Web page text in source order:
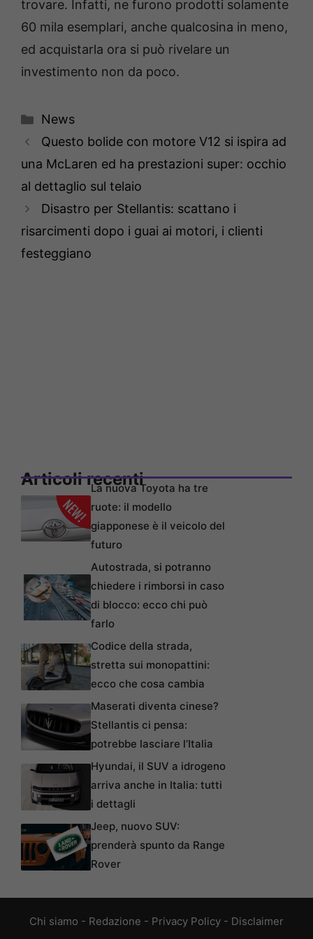
trovare. Infatti, ne furono prodotti solamente
60 mila esemplari, anche qualcosina in meno,
ed acquistarla ora si può rivelare un
investimento non da poco.
Categorie
News
Questo bolide con motore V12 si ispira ad
una McLaren ed ha prestazioni super: occhio
al dettaglio sul telaio
Disastro per Stellantis: scattano i
risarcimenti dopo i guai ai motori, i clienti
festeggiano
Articoli recentiLa nuova Toyota ha tre
ruote: il modello
giapponese è il veicolo del
futuro
Autostrada, si potranno
chiedere i rimborsi in caso
di blocco: ecco chi può
farlo
Codice della strada,
stretta sui monopattini:
ecco che cosa cambia
Maserati diventa cinese?
Stellantis ci pensa:
potrebbe lasciare l’Italia
Hyundai, il SUV a idrogeno
arriva anche in Italia: tutti
i dettagli
Jeep, nuovo SUV:
prenderà spunto da Range
Rover
Chi siamo - Redazione - Privacy Policy - Disclaimer